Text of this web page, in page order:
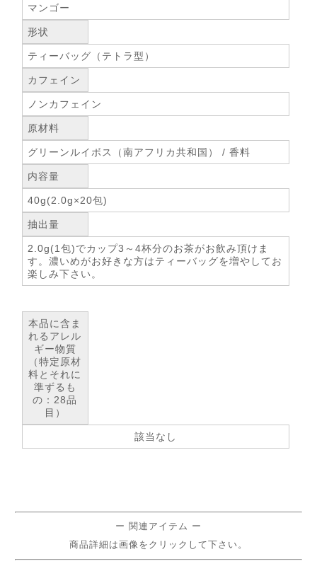
マンゴー
形状
ティーバッグ（テトラ型）
カフェイン
ノンカフェイン
原材料
グリーンルイボス（南アフリカ共和国） / 香料
内容量
40g(2.0g×20包)
抽出量
2.0g(1包)でカップ3～4杯分のお茶がお飲み頂けま
す。濃いめがお好きな方はティーバッグを増やしてお
楽しみ下さい。
本品に含ま
れるアレル
ギー物質
（特定原材
料とそれに
準ずるも
の：28品
目）
該当なし
ー 関連アイテム ー
商品詳細は画像をクリックして下さい。